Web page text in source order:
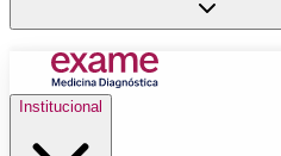
Institucional